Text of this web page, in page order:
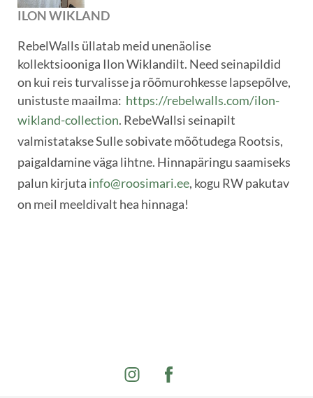
ILON WIKLAND
RebelWalls üllatab meid unenäolise
kollektsiooniga Ilon Wiklandilt. Need seinapildid
on kui reis turvalisse ja rõõmurohkesse lapsepõlve,
unistuste maailma: https://rebelwalls.com/ilon-
wikland-collection. RebeWallsi seinapilt
valmistatakse Sulle sobivate mõõtudega Rootsis,
paigaldamine väga lihtne. Hinnapäringu saamiseks
palun kirjuta info@roosimari.ee, kogu RW pakutav
on meil meeldivalt hea hinnaga!